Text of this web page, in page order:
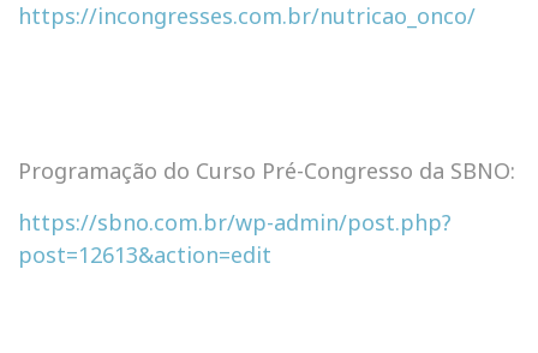
https://incongresses.com.br/nutricao_onco/
Programação do Curso Pré-Congresso da SBNO:
https://sbno.com.br/wp-admin/post.php?
post=12613&action=edit